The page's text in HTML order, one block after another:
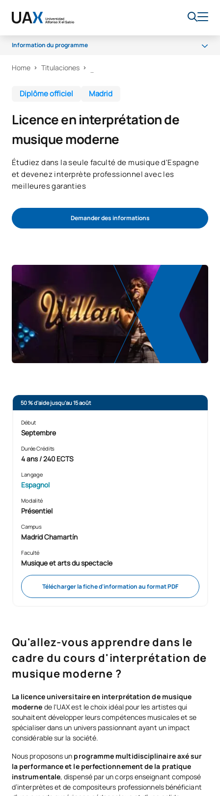
Information du programme
Pourquoi UAX ?
Accès et admission
Débouchés professionnels
Bourses
Qualité
Home Titulaciones
Diplôme officiel Madrid
Licence en interprétation de
musique moderne
Étudiez dans la seule faculté de musique d'Espagne
et devenez interprète professionnel avec les
meilleures garanties
Demander des informations
50 % d'aide jusqu'au 15 août
Début
Septembre
Durée Crédits
4 ans / 240 ECTS
Langage
Espagnol
Modalité
Présentiel
Campus
Madrid Chamartín
Faculté
Musique et arts du spectacle
Télécharger la fiche d'information au format PDF
Qu'allez-vous apprendre dans le
cadre du cours d'interprétation de
musique moderne ?
La licence universitaire en interprétation de musique
moderne de l'UAX est le choix idéal pour les artistes qui
souhaitent développer leurs compétences musicales et se
spécialiser dans un univers passionnant ayant un impact
considérable sur la société.
Nous proposons un programme multidisciplinaire axé sur
la performance et le perfectionnement de la pratique
instrumentale, dispensé par un corps enseignant composé
d’interprètes et de compositeurs professionnels bénéficiant